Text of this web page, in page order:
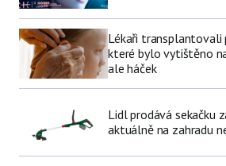
Lékaři transplantovali
které bylo vytištěno
ale háček
Lidl prodává sekačku
aktuálně na zahradu